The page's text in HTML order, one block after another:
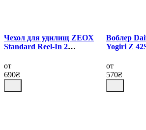
Чехол для удилищ ZEOX
Standard Reel-In 2
от
690₴
Воблер
Yogiri Z
от
570₴